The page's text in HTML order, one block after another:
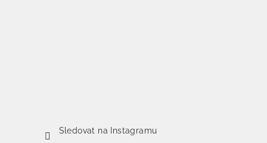
Sledovat na Instagramu